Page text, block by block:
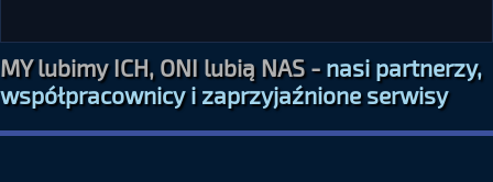
MY lubimy ICH, ONI lubią NAS -nasi partnerzy,
współpracownicy i zaprzyjaźnione serwisy